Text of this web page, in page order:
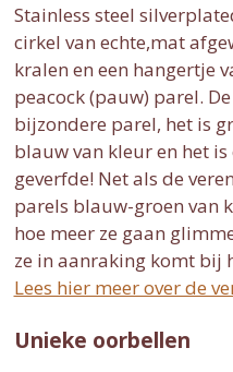
Stainless steel
cirkel van echte,mat
kralen en een hangertje
peacock (pauw) parel.
bijzondere parel, het is
blauw van kleur en het
geverfde! Net als de
parels blauw-groen van
hoe meer ze gaan
ze in aanraking komt bij
Lees hier meer over de
Unieke oorbellen